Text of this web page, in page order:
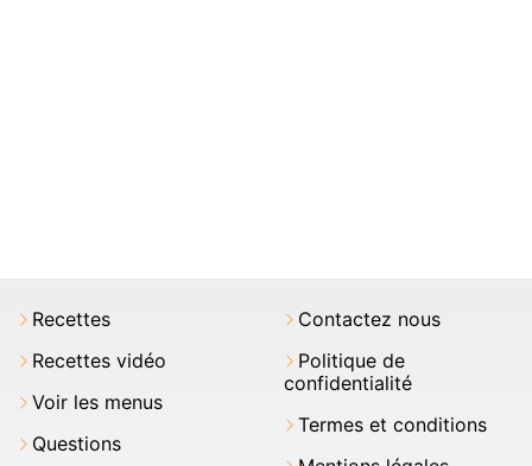
Recettes
Recettes vidéo
Voir les menus
Questions
Contactez nous
Politique de
confidentialité
Termes et conditions